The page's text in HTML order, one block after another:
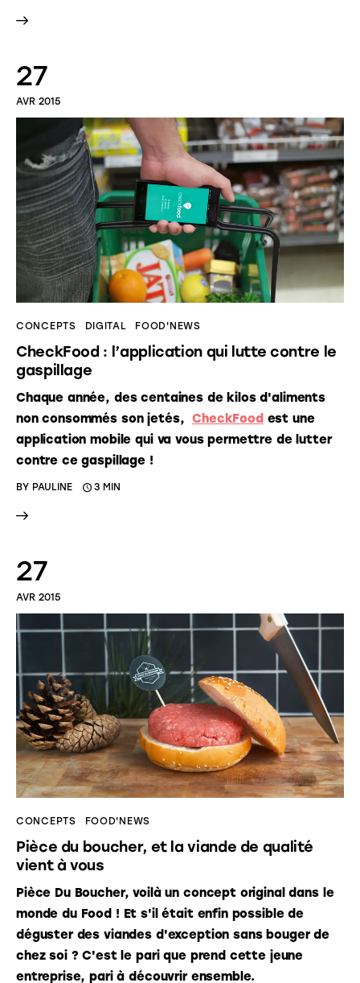
27
AVR 2015
CONCEPTS DIGITAL FOOD'NEWS
CheckFood : l’application qui lutte contre le
gaspillage
Chaque année, des centaines de kilos d'aliments
non consommés son jetés,CheckFood est une
application mobile qui va vous permettre de lutter
contre ce gaspillage !
BY PAULINE 3 MIN
27
AVR 2015
CONCEPTS FOOD'NEWS
Pièce du boucher, et la viande de qualité
vient à vous
Pièce Du Boucher, voilà un concept original dans le
monde du Food ! Et s'il était enfin possible de
déguster des viandes d'exception sans bouger de
chez soi ? C'est le pari que prend cette jeune
entreprise, pari à découvrir ensemble.